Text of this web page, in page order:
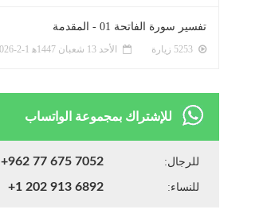
تفسير سورة الفاتحة 01 - المقدمة
الأحد 13 شعبان 1447ﻫ 1-2-2026م
للإشتراك بمجموعة الواتساب
للرجال: +962 77 675 7052
للنساء: +1 202 913 6892